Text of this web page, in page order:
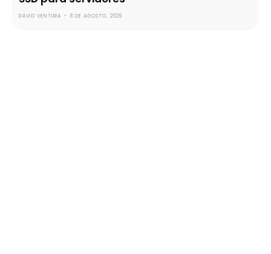
DAVID VENTURA - 8 DE AGOSTO, 2026